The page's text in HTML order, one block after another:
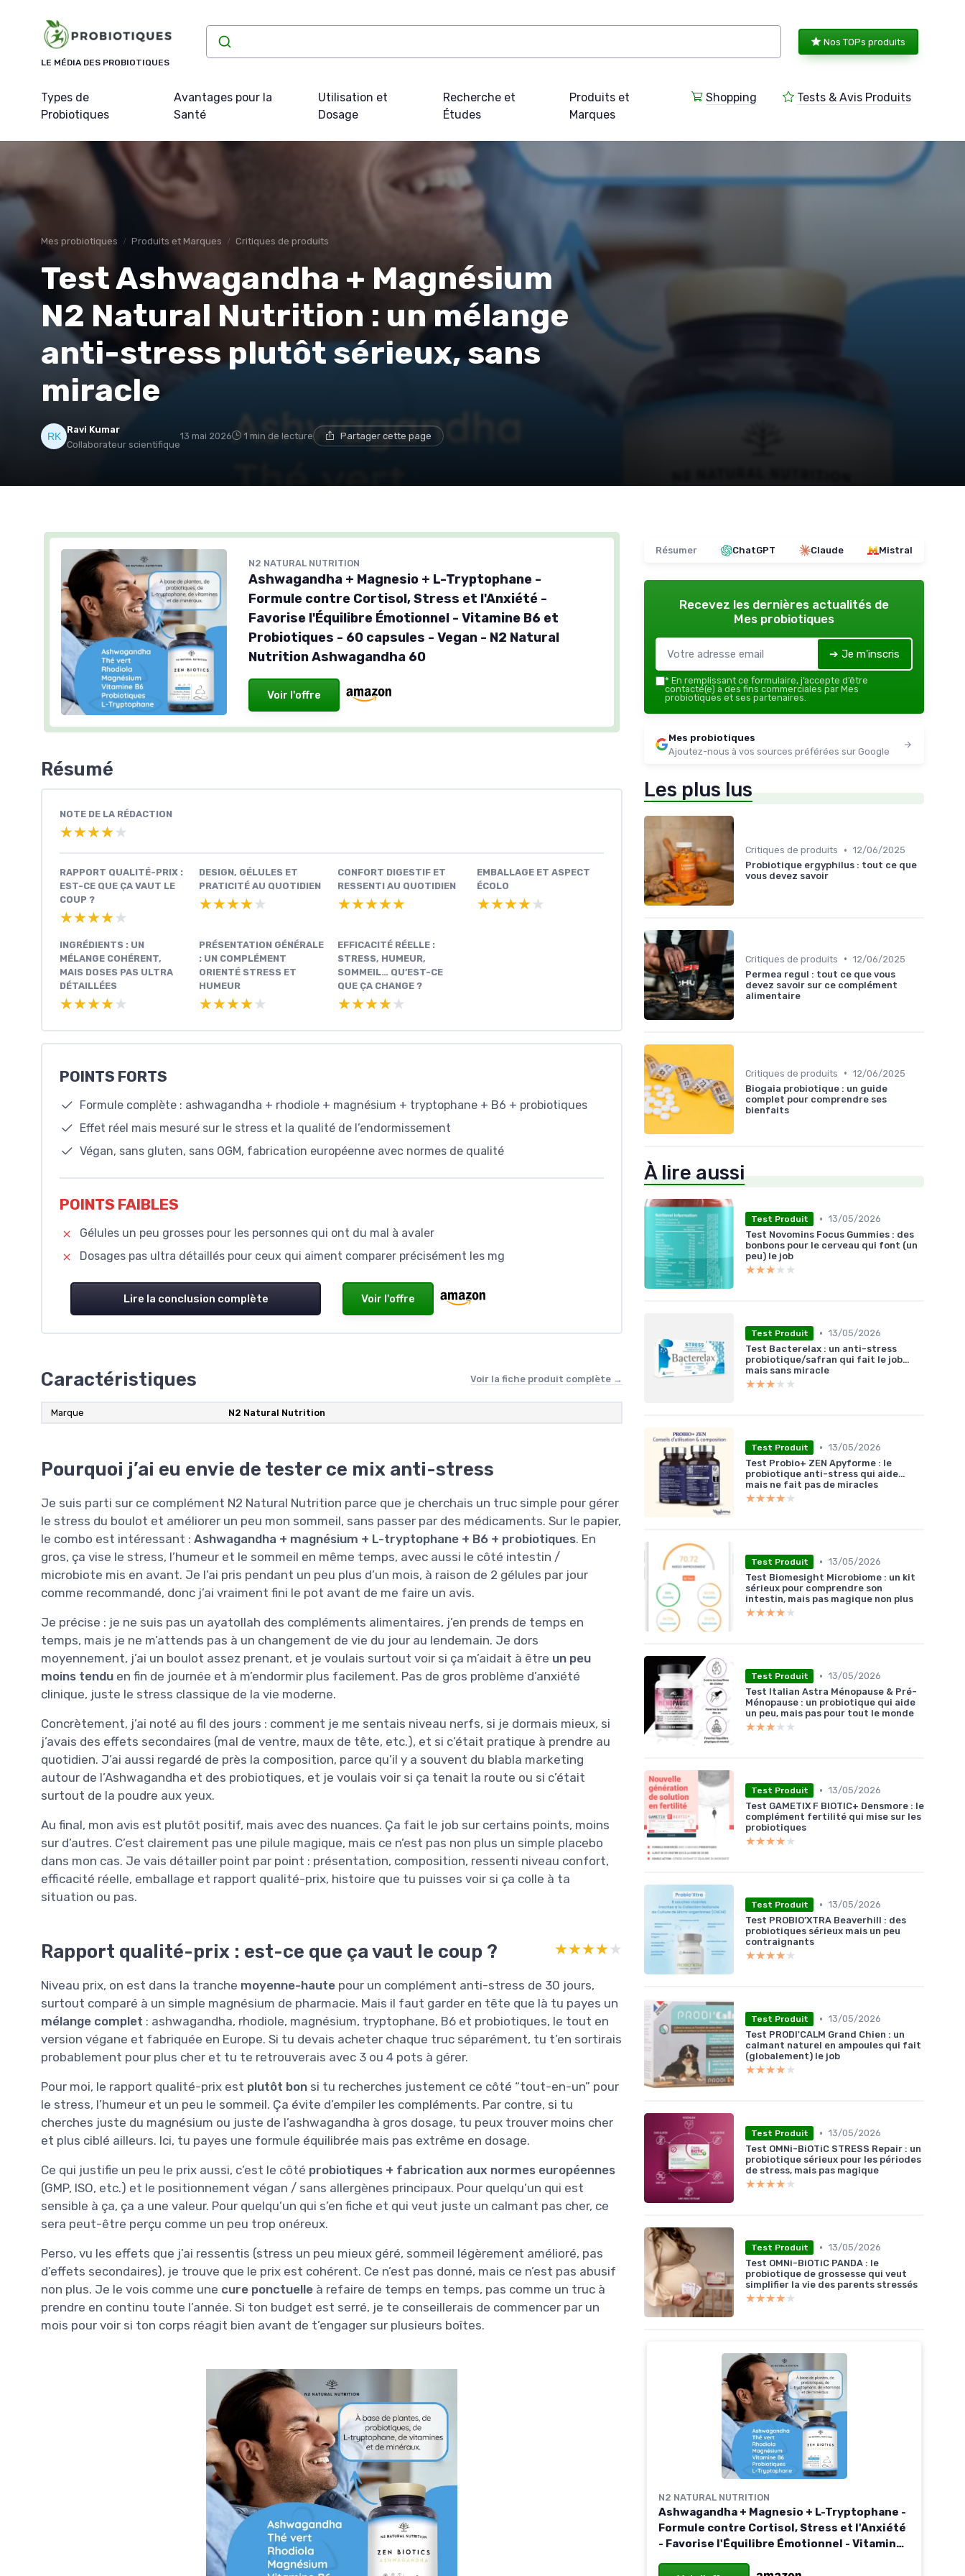
LE MÉDIA DES PROBIOTIQUES
Nos TOPs produits
Types de
Probiotiques
Avantages pour la
Santé
Utilisation et
Dosage
Recherche et
Études
Produits et
Marques
Shopping Tests & Avis Produits
Mes probiotiques Produits et Marques Critiques de produits
Test Ashwagandha + Magnésium
N2 Natural Nutrition : un mélange
anti-stress plutôt sérieux, sans
miracle
Ravi Kumar
Collaborateur scientifique
13 mai 2026 1 min de lecture Partager cette page
N2 NATURAL NUTRITION
Ashwagandha + Magnesio + L-Tryptophane -
Formule contre Cortisol, Stress et l'Anxiété -
Favorise l'Équilibre Émotionnel - Vitamine B6 et
Probiotiques - 60 capsules - Vegan - N2 Natural
Nutrition Ashwagandha 60
Voir l'offre
Résumé
NOTE DE LA RÉDACTION
★★★★★
★★★★★
RAPPORT QUALITÉ-PRIX :
EST-CE QUE ÇA VAUT LE
COUP ?
★★★★★
★★★★★
DESIGN, GÉLULES ET
PRATICITÉ AU QUOTIDIEN
★★★★★
★★★★★
CONFORT DIGESTIF ET
RESSENTI AU QUOTIDIEN
★★★★★
★★★★★
EMBALLAGE ET ASPECT
ÉCOLO
★★★★★
★★★★★
INGRÉDIENTS : UN
MÉLANGE COHÉRENT,
MAIS DOSES PAS ULTRA
DÉTAILLÉES
★★★★★
★★★★★
PRÉSENTATION GÉNÉRALE
: UN COMPLÉMENT
ORIENTÉ STRESS ET
HUMEUR
★★★★★
★★★★★
EFFICACITÉ RÉELLE :
STRESS, HUMEUR,
SOMMEIL… QU’EST-CE
QUE ÇA CHANGE ?
★★★★★
★★★★★
POINTS FORTS
Formule complète : ashwagandha + rhodiole + magnésium + tryptophane + B6 + probiotiques
Effet réel mais mesuré sur le stress et la qualité de l’endormissement
Végan, sans gluten, sans OGM, fabrication européenne avec normes de qualité
POINTS FAIBLES
Gélules un peu grosses pour les personnes qui ont du mal à avaler
Dosages pas ultra détaillés pour ceux qui aiment comparer précisément les mg
Lire la conclusion complète Voir l'offre
Caractéristiques Voir la fiche produit complète →
Marque N2 Natural Nutrition
Pourquoi j’ai eu envie de tester ce mix anti-stress
Je suis parti sur ce complément N2 Natural Nutrition parce que je cherchais un truc simple pour gérer
le stress du boulot et améliorer un peu mon sommeil, sans passer par des médicaments. Sur le papier,
le combo est intéressant : Ashwagandha + magnésium + L-tryptophane + B6 + probiotiques. En
gros, ça vise le stress, l’humeur et le sommeil en même temps, avec aussi le côté intestin /
microbiote mis en avant. Je l’ai pris pendant un peu plus d’un mois, à raison de 2 gélules par jour
comme recommandé, donc j’ai vraiment fini le pot avant de me faire un avis.
Je précise : je ne suis pas un ayatollah des compléments alimentaires, j’en prends de temps en
temps, mais je ne m’attends pas à un changement de vie du jour au lendemain. Je dors
moyennement, j’ai un boulot assez prenant, et je voulais surtout voir si ça m’aidait à être un peu
moins tendu en fin de journée et à m’endormir plus facilement. Pas de gros problème d’anxiété
clinique, juste le stress classique de la vie moderne.
Concrètement, j’ai noté au fil des jours : comment je me sentais niveau nerfs, si je dormais mieux, si
j’avais des effets secondaires (mal de ventre, maux de tête, etc.), et si c’était pratique à prendre au
quotidien. J’ai aussi regardé de près la composition, parce qu’il y a souvent du blabla marketing
autour de l’Ashwagandha et des probiotiques, et je voulais voir si ça tenait la route ou si c’était
surtout de la poudre aux yeux.
Au final, mon avis est plutôt positif, mais avec des nuances. Ça fait le job sur certains points, moins
sur d’autres. C’est clairement pas une pilule magique, mais ce n’est pas non plus un simple placebo
dans mon cas. Je vais détailler point par point : présentation, composition, ressenti niveau confort,
efficacité réelle, emballage et rapport qualité-prix, histoire que tu puisses voir si ça colle à ta
situation ou pas.
Rapport qualité-prix : est-ce que ça vaut le coup ? ★★★★★
★★★★★
Niveau prix, on est dans la tranche moyenne-haute pour un complément anti-stress de 30 jours,
surtout comparé à un simple magnésium de pharmacie. Mais il faut garder en tête que là tu payes un
mélange complet : ashwagandha, rhodiole, magnésium, tryptophane, B6 et probiotiques, le tout en
version végane et fabriquée en Europe. Si tu devais acheter chaque truc séparément, tu t’en sortirais
probablement pour plus cher et tu te retrouverais avec 3 ou 4 pots à gérer.
Pour moi, le rapport qualité-prix est plutôt bon si tu recherches justement ce côté “tout-en-un” pour
le stress, l’humeur et un peu le sommeil. Ça évite d’empiler les compléments. Par contre, si tu
cherches juste du magnésium ou juste de l’ashwagandha à gros dosage, tu peux trouver moins cher
et plus ciblé ailleurs. Ici, tu payes une formule équilibrée mais pas extrême en dosage.
Ce qui justifie un peu le prix aussi, c’est le côté probiotiques + fabrication aux normes européennes
(GMP, ISO, etc.) et le positionnement végan / sans allergènes principaux. Pour quelqu’un qui est
sensible à ça, ça a une valeur. Pour quelqu’un qui s’en fiche et qui veut juste un calmant pas cher, ce
sera peut-être perçu comme un peu trop onéreux.
Perso, vu les effets que j’ai ressentis (stress un peu mieux géré, sommeil légèrement amélioré, pas
d’effets secondaires), je trouve que le prix est cohérent. Ce n’est pas donné, mais ce n’est pas abusif
non plus. Je le vois comme une cure ponctuelle à refaire de temps en temps, pas comme un truc à
prendre en continu toute l’année. Si ton budget est serré, je te conseillerais de commencer par un
mois pour voir si ton corps réagit bien avant de t’engager sur plusieurs boîtes.
Résumer ChatGPT Claude Mistral
Recevez les dernières actualités de
Mes probiotiques
➔ Je m'inscris
* En remplissant ce formulaire, j’accepte d’être
contacté(e) à des fins commerciales par Mes
probiotiques et ses partenaires.
Mes probiotiques
Ajoutez-nous à vos sources préférées sur Google
Les plus lus
Critiques de produits • 12/06/2025
Probiotique ergyphilus : tout ce que
vous devez savoir
Critiques de produits • 12/06/2025
Permea regul : tout ce que vous
devez savoir sur ce complément
alimentaire
Critiques de produits • 12/06/2025
Biogaia probiotique : un guide
complet pour comprendre ses
bienfaits
À lire aussi
Test Produit • 13/05/2026
Test Novomins Focus Gummies : des
bonbons pour le cerveau qui font (un
peu) le job
★★★★★
★★★★★
Test Produit • 13/05/2026
Test Bacterelax : un anti-stress
probiotique/safran qui fait le job…
mais sans miracle
★★★★★
★★★★★
Test Produit • 13/05/2026
Test Probio+ ZEN Apyforme : le
probiotique anti-stress qui aide…
mais ne fait pas de miracles
★★★★★
★★★★★
Test Produit • 13/05/2026
Test Biomesight Microbiome : un kit
sérieux pour comprendre son
intestin, mais pas magique non plus
★★★★★
★★★★★
Test Produit • 13/05/2026
Test Italian Astra Ménopause & Pré-
Ménopause : un probiotique qui aide
un peu, mais pas pour tout le monde
★★★★★
★★★★★
Test Produit • 13/05/2026
Test GAMETIX F BIOTIC+ Densmore : le
complément fertilité qui mise sur les
probiotiques
★★★★★
★★★★★
Test Produit • 13/05/2026
Test PROBIO’XTRA Beaverhill : des
probiotiques sérieux mais un peu
contraignants
★★★★★
★★★★★
Test Produit • 13/05/2026
Test PRODI'CALM Grand Chien : un
calmant naturel en ampoules qui fait
(globalement) le job
★★★★★
★★★★★
Test Produit • 13/05/2026
Test OMNi-BiOTiC STRESS Repair : un
probiotique sérieux pour les périodes
de stress, mais pas magique
★★★★★
★★★★★
Test Produit • 13/05/2026
Test OMNi-BiOTiC PANDA : le
probiotique de grossesse qui veut
simplifier la vie des parents stressés
★★★★★
★★★★★
N2 NATURAL NUTRITION
Ashwagandha + Magnesio + L-Tryptophane -
Formule contre Cortisol, Stress et l'Anxiété
- Favorise l'Équilibre Émotionnel - Vitamine